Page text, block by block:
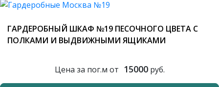
ГАРДЕРОБНЫЙ ШКАФ №19 ПЕСОЧНОГО ЦВЕТА С
ПОЛКАМИ И ВЫДВИЖНЫМИ ЯЩИКАМИ
Цена за пог.м от 15000руб.